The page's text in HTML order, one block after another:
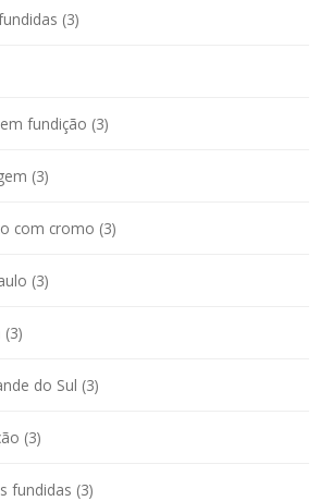
(3)
fundição (3)
(3)
com cromo (3)
(3)
do Sul (3)
(3)
fundidas (3)